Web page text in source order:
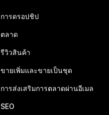
การดรอปชิป
ตลาด
รีวิวสินค้า
ขายเพิ่มและขายเป็นชุด
การส่งเสริมการตลาดผ่านอีเมล
SEO